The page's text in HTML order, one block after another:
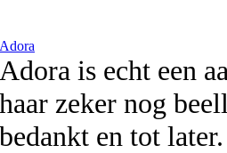
Adora
Adora is echt een
haar zeker nog
bedankt en tot